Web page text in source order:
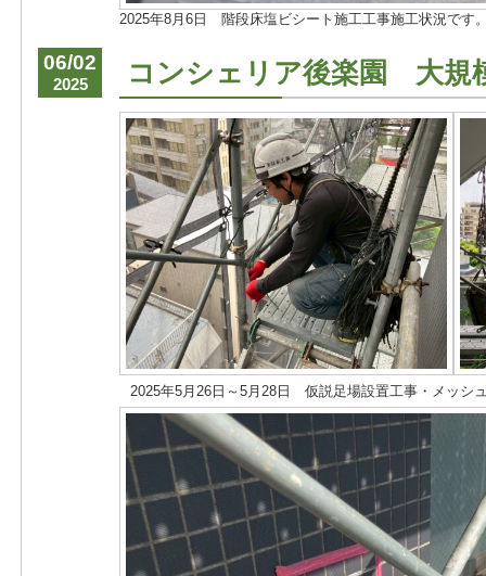
2025年8月6日 階段床塩ビシート施工工事施工状況です
06/02
2025 コンシェリア後楽園 大規
2025年5月26日～5月28日 仮説足場設置工事・メッシ